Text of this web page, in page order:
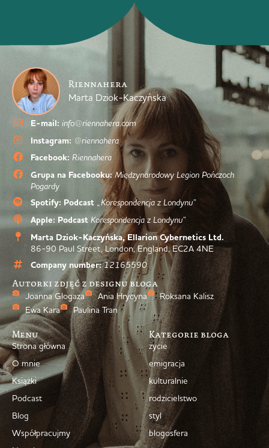
Riennahera
Marta Dziok-Kaczyńska
E-mail: info@riennahera.com
Instagram: @riennahera
Facebook: Riennahera
Grupa na Facebooku: Międzynarodowy Legion Pończoch
Pogardy
Spotify: Podcast „Korespondencja z Londynu”
Apple: Podcast Korespondencja z Londynu”
Marta Dziok-Kaczyńska, Ellarion Cybernetics Ltd.
86-90 Paul Street, London, England, EC2A 4NE
Company number: 12165590
Autorki zdjęć z designu bloga
Joanna Glogaza Ania Hrycyna
Roksana Kalisz
Ewa Kara
Paulina Tran
Menu
Strona główna
O mnie
Książki
Podcast
Blog
Współpracujmy
Kategorie bloga
życie
emigracja
kulturalnie
rodzicielstwo
styl
blogosfera